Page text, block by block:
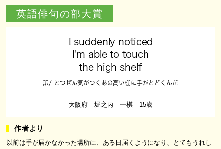
英語俳句の部大賞
I suddenly noticed
I'm able to touch
the high shelf
訳/ とつぜん気がつくあの高い棚に手がとどくんだ
大阪府 堀之内 一棋 15歳
以前は手が届かなかった場所に、ある日届くようになり、とてもうれし